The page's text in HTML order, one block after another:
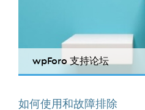
wpForo 支持论坛
如何使用和故障排除